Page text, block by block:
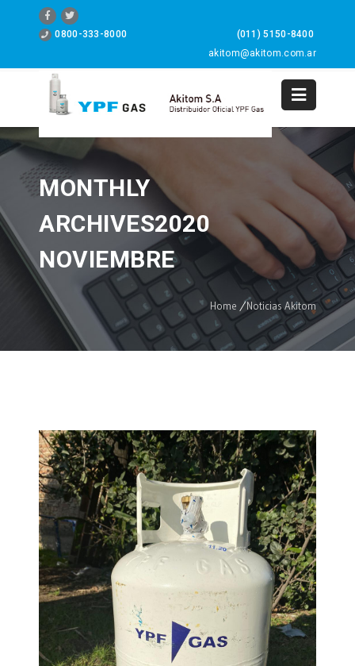
0800-333-8000
(011) 5150-8400
akitom@akitom.com.ar
MONTHLY
ARCHIVES2020
NOVIEMBRE
Home / Noticias Akitom